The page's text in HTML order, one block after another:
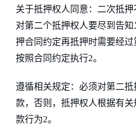
关于抵押权人同意：二次抵
对第二个抵押权人要尽到告
押合同约定再抵押时需要经
按照合同约定执行2。
遵循相关规定：必须对第二
款，否则，抵押权人根据有
款行为2。